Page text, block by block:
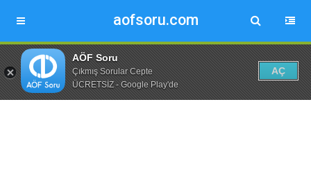
aofsoru.com
AÖF Soru
Çıkmış Sorular Cepte
ÜCRETSİZ - Google Play'de
AÇ